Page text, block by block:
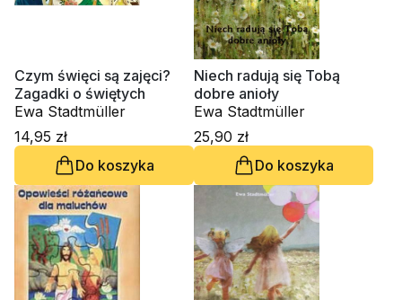
Czym święci są zajęci?
Zagadki o świętych
Ewa Stadtmüller
14,95 zł
Do koszyka
Niech radują się Tobą
dobre anioły
Ewa Stadtmüller
25,90 zł
Do koszyka